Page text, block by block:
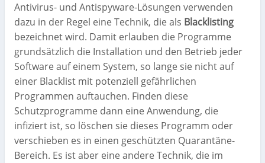
Antivirus- und Antispyware-Lösungen verwenden
dazu in der Regel eine Technik, die als Blacklisting
bezeichnet wird. Damit erlauben die Programme
grundsätzlich die Installation und den Betrieb jeder
Software auf einem System, so lange sie nicht auf
einer Blacklist mit potenziell gefährlichen
Programmen auftauchen. Finden diese
Schutzprogramme dann eine Anwendung, die
infiziert ist, so löschen sie dieses Programm oder
verschieben es in einen geschützten Quarantäne-
Bereich. Es ist aber eine andere Technik, die im